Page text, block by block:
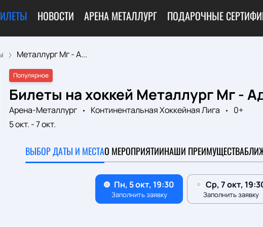
НОВОСТИ АРЕНА МЕТАЛЛУРГ ПОДАРОЧНЫЕ
Металлург Мг - А...
Популярное
Билеты на хоккей Металлург Мг -
Арена-Металлург Континентальная Хоккейная Лига
0+
5 окт. -7 окт.
ВЫБОР ДАТЫ И МЕСТАО МЕРОПРИЯТИИНАШИ ПРЕИМУЩЕСТВА